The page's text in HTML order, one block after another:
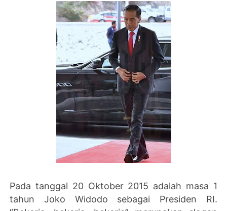
Pada tanggal 20 Oktober 2015 adalah masa 1
tahun Joko Widodo sebagai Presiden RI.